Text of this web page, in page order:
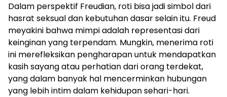
Dalam perspektif Freudian, roti bisa jadi simbol dari
hasrat seksual dan kebutuhan dasar selain itu. Freud
meyakini bahwa mimpi adalah representasi dari
keinginan yang terpendam. Mungkin, menerima roti
ini merefleksikan pengharapan untuk mendapatkan
kasih sayang atau perhatian dari orang terdekat,
yang dalam banyak hal mencerminkan hubungan
yang lebih intim dalam kehidupan sehari-hari.